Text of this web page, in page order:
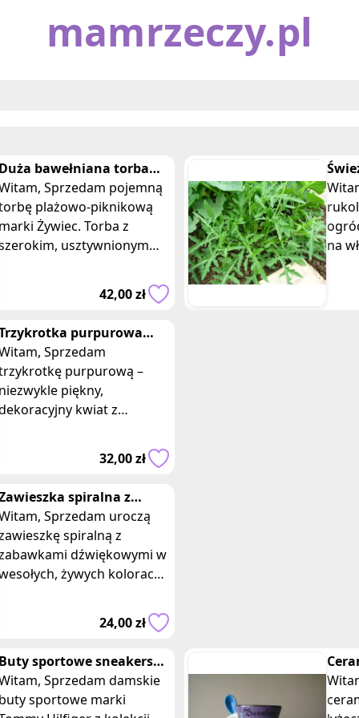
mamrzeczy.pl
bawełniana torba
piknikowa
typu shopper
Sprzedam pojemną
plażowo-piknikową
Żywiec. Torba z
usztywnionym
żeglarskiego,42,00 zł
Witam, Sprzedam
ogródka.
na
purpurowa
setkrezja
fioletowa
Sprzedam
purpurową –
piękny,
kwiat z
w odcieniach fioletu,
purpury i zieleni. Kwiat dobr
32,00 zł
spiralna z
do wózka z
zabawka
Sprzedam uroczą
spiralną z
dźwiękowymi w
żywych kolorach.
wykonana je
24,00 zł
sportowe sneakersy
Jeans rozm. 37
Hilfiger
Sprzedam damskie
sportowe marki
Witam,